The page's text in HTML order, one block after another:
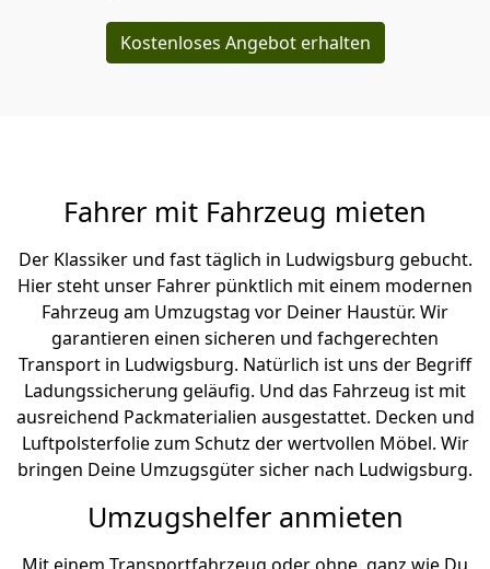
Kostenloses Angebot erhalten
Fahrer mit Fahrzeug mieten
Der Klassiker und fast täglich in Ludwigsburg gebucht.
Hier steht unser Fahrer pünktlich mit einem modernen
Fahrzeug am Umzugstag vor Deiner Haustür. Wir
garantieren einen sicheren und fachgerechten
Transport in Ludwigsburg. Natürlich ist uns der Begriff
Ladungssicherung geläufig. Und das Fahrzeug ist mit
ausreichend Packmaterialien ausgestattet. Decken und
Luftpolsterfolie zum Schutz der wertvollen Möbel. Wir
bringen Deine Umzugsgüter sicher nach Ludwigsburg.
Umzugshelfer anmieten